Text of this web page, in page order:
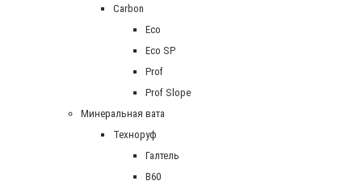
Carbon
Eco
Eco SP
Prof
Prof Slope
Минеральная вата
Техноруф
Галтель
В60